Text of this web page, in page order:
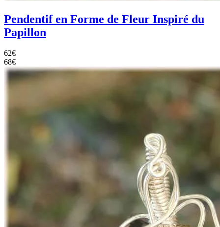
Pendentif en Forme de Fleur Inspiré du
Papillon
62€
68€